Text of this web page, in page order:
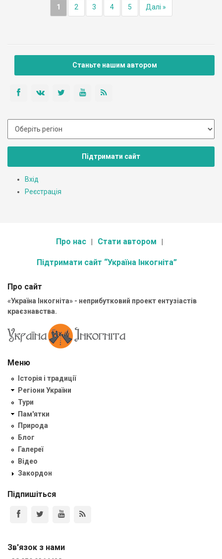
1 2 3 4 5 Далі »
Станьте нашим автором
Підтримати сайт
Вхід
Реєстрація
Про нас Стати автором
Підтримати сайт “Україна Інкогніта”
Про сайт
«Україна Інкогніта» - неприбутковий проект ентузіастів
краєзнавства.
Меню
Історія і традиції
Регіони України
Тури
Пам'ятки
Природа
Блог
Галереї
Відео
Закордон
Підпишіться
Зв'язок з нами